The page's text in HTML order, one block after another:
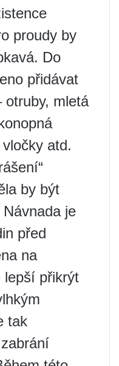
proudy by
Do
přidávat
otruby, mletá
atd.
by být
je
před
na
lepší přikrýt
tak